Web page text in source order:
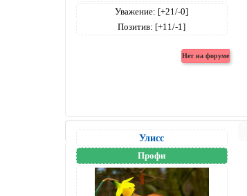
Уважение: [+21/-0]
Позитив: [+11/-1]
Улисс
Профи